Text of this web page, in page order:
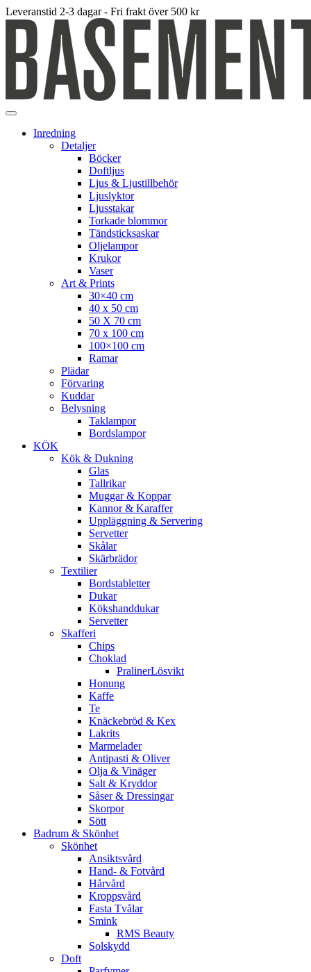
Leveranstid 2-3 dagar - Fri frakt över 500 kr
Inredning
Detaljer
Böcker
Doftljus
Ljus & Ljustillbehör
Ljuslyktor
Ljusstakar
Torkade blommor
Tändsticksaskar
Oljelampor
Krukor
Vaser
Art & Prints
30×40 cm
40 x 50 cm
50 X 70 cm
70 x 100 cm
100×100 cm
Ramar
Plädar
Förvaring
Kuddar
Belysning
Taklampor
Bordslampor
KÖK
Kök & Dukning
Glas
Tallrikar
Muggar & Koppar
Kannor & Karaffer
Uppläggning & Servering
Servetter
Skålar
Skärbrädor
Textilier
Bordstabletter
Dukar
Kökshanddukar
Servetter
Skafferi
Chips
Choklad
PralinerLösvikt
Honung
Kaffe
Te
Knäckebröd & Kex
Lakrits
Marmelader
Antipasti & Oliver
Olja & Vinäger
Salt & Kryddor
Såser & Dressingar
Skorpor
Sött
Badrum & Skönhet
Skönhet
Ansiktsvård
Hand- & Fotvård
Hårvård
Kroppsvård
Fasta Tvålar
Smink
RMS Beauty
Solskydd
Doft